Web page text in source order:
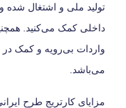
تولید ملی و اشتغال شده
داخلی کمک می‌کنید.
واردات بی‌رویه و کمک در
می‌باشد.
مزایای کارتریج طرح